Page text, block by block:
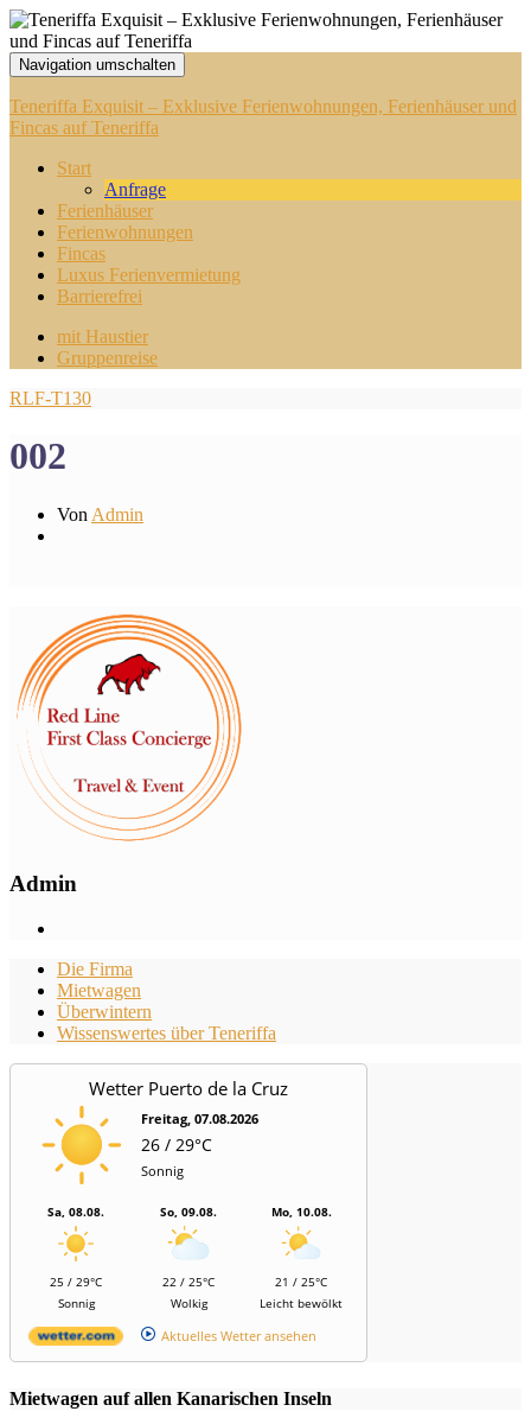
Navigation umschalten
Teneriffa Exquisit – Exklusive Ferienwohnungen, Ferienhäuser und
Fincas auf Teneriffa
Start
Anfrage
Ferienhäuser
Ferienwohnungen
Fincas
Luxus Ferienvermietung
Barrierefrei
mit Haustier
Gruppenreise
RLF-T130
002
Von Admin
Admin
Die Firma
Mietwagen
Überwintern
Wissenswertes über Teneriffa
Wetter Puerto de la Cruz
Freitag, 07.08.2026
26 / 29°C
Sonnig
Sa, 08.08.
25 / 29°C
Sonnig
So, 09.08.
22 / 25°C
Wolkig
Mo, 10.08.
21 / 25°C
Leicht bewölkt
Aktuelles Wetter ansehen
Mietwagen auf allen Kanarischen Inseln